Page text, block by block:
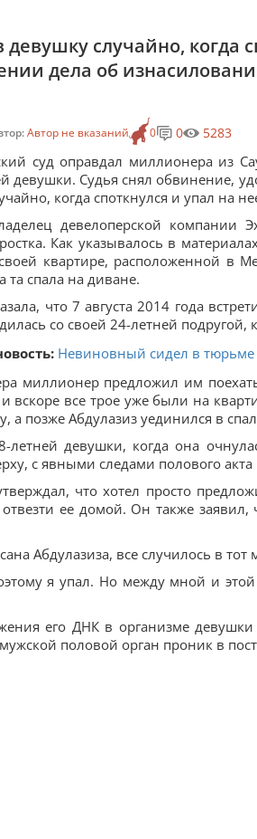
случайно, когда
дела об
Автор не вказаний 0 0 5283
суд оправдал миллионера из
девушки. Судья снял обвинение,
когда споткнулся и упал на
девелоперской компании
Как указывалось в
квартире, расположенной в
та спала на диване.
что 7 августа 2014 года
со своей 24-летней подругой,
Невиновный сидел в тюрьме
миллионер предложил им
и вскоре все трое уже были на
а позже Абдулазиз уединился в
летней девушки, когда она
с явными следами полового
что хотел просто
ее домой. Он также
Абдулазиза, все случилось в
я упал. Но между мной и
его ДНК в организме
мужской половой орган проник в